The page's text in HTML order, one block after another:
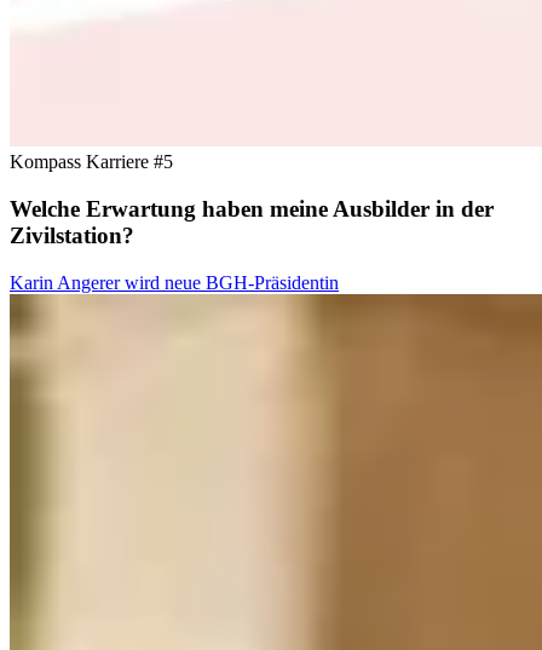
Kompass Karriere #5
Welche Erwartung haben meine Ausbilder in der
Zivilstation?
Karin Angerer wird neue BGH-Präsidentin